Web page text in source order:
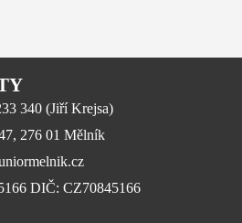
340 (Jiří Krejsa)
276 01 Mělník
DIČ: CZ70845166